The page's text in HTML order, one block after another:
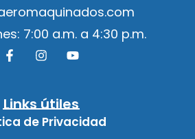
7:00 a.m. a 4:30 p.m.
Links útiles
de Privacidad